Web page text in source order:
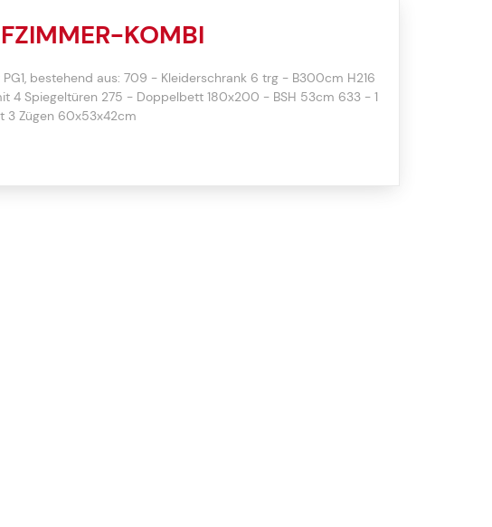
KOMBI
PG1, bestehend aus: 709 - Kleiderschrank 6 trg - B300cm H216
4 Spiegeltüren 275 - Doppelbett 180x200 - BSH 53cm 633 - 1
3 Zügen 60x53x42cm